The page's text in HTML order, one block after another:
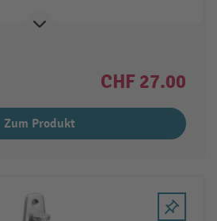
CHF 27.00
Zum Produkt